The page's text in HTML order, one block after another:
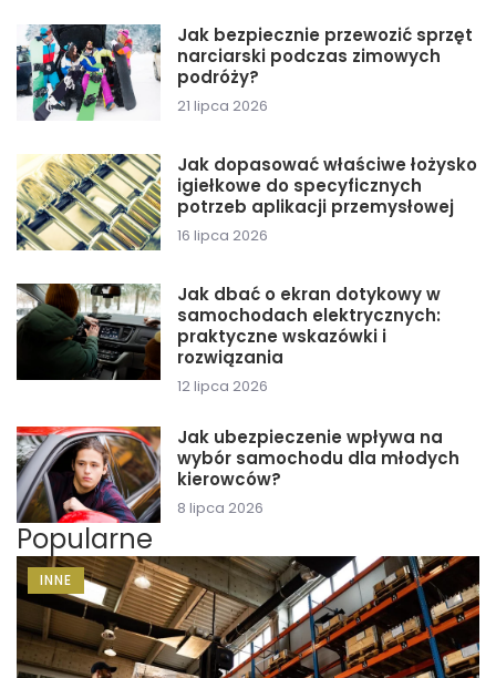
Jak bezpiecznie przewozić sprzęt
narciarski podczas zimowych
podróży?
21 lipca 2026
Jak dopasować właściwe łożysko
igiełkowe do specyficznych
potrzeb aplikacji przemysłowej
16 lipca 2026
Jak dbać o ekran dotykowy w
samochodach elektrycznych:
praktyczne wskazówki i
rozwiązania
12 lipca 2026
Jak ubezpieczenie wpływa na
wybór samochodu dla młodych
kierowców?
8 lipca 2026
Popularne
INNE